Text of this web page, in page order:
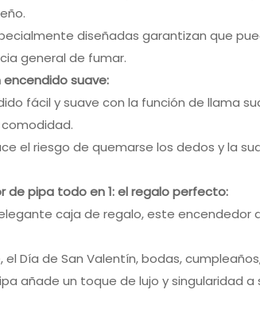
diseñadas garantizan que
general de fumar.
encendido suave:
fácil y suave con la función de llama
el riesgo de quemarse los dedos y la
de pipa todo en 1: el regalo perfecto:
caja de regalo, este encendedor
el Día de San Valentín, bodas,
añade un toque de lujo y singularidad a